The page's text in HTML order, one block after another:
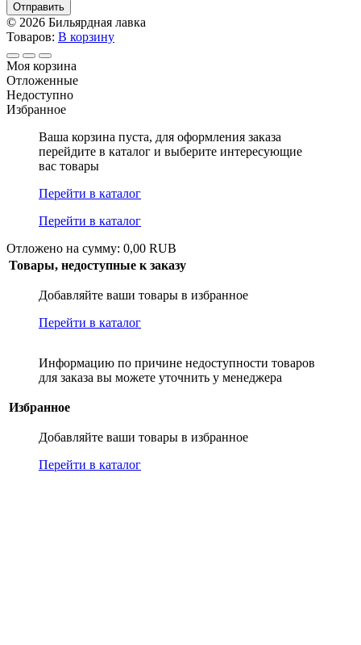
Отправить
© 2026 Бильярдная лавка
Товаров: В корзину
Моя корзина
Отложенные
Недоступно
Избранное
Ваша корзина пуста, для оформления заказа
перейдите в каталог и выберите интересующие
вас товары
Перейти в каталог
Перейти в каталог
Отложено на сумму: 0,00 RUB
Товары, недоступные к заказу
Добавляйте ваши товары в избранное
Перейти в каталог
Информацию по причине недоступности товаров
для заказа вы можете уточнить у менеджера
Избранное
Добавляйте ваши товары в избранное
Перейти в каталог